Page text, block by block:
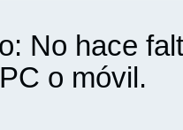
No hace
o móvil.